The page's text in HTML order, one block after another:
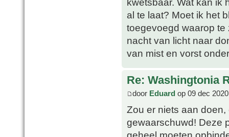
al te laat? Moet ik het
toegevoegd waarop te
nacht van licht naar
van mist en vorst
Re: Washingtonia
door Eduard op 09 dec
Zou er niets aan
gewaarschuwd! Deze
geheel moeten